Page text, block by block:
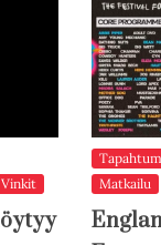
Vinkit
Matkailu